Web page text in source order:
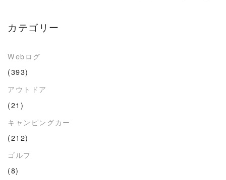
カテゴリー
Webログ
(393)
アウトドア
(21)
キャンピングカー
(212)
ゴルフ
(8)